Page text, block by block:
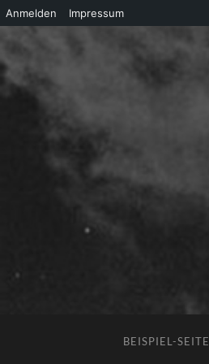
Anmelden Impressum
BEISPIEL-SEITE